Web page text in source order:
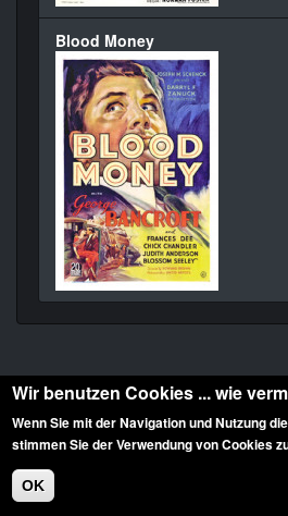
Blood Money
Diese Website ist urheberrechtlich geschützt: ©
Rechte vorbehalten.
Wir benutzen Cookies ... wie
Wenn Sie mit der Navigation und Nutzung
stimmen Sie der Verwendung von Cookies
OK